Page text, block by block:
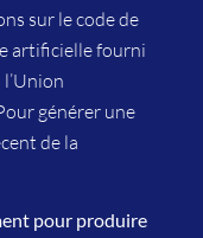
sur le code de
artificielle fourni
l’Union
générer une
de la
pour produire